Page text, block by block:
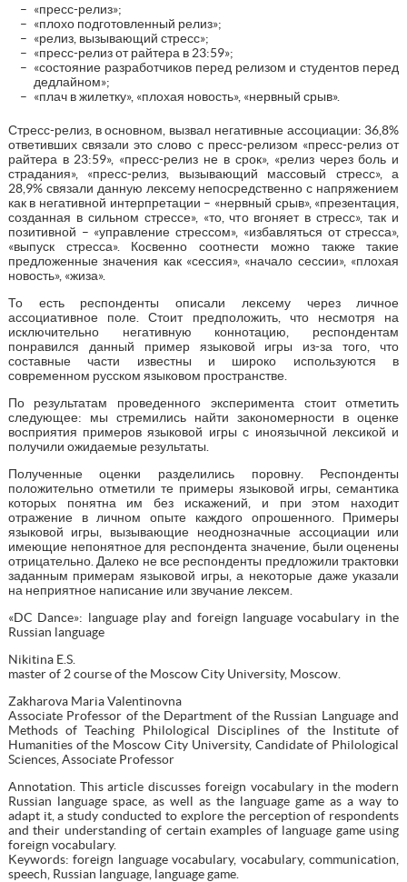
«пресс-релиз»;
«плохо подготовленный релиз»;
«релиз, вызывающий стресс»;
«пресс-релиз от райтера в 23:59»;
«состояние разработчиков перед релизом и студентов перед
дедлайном»;
«плач в жилетку», «плохая новость», «нервный срыв».
Стресс-релиз, в основном, вызвал негативные ассоциации: 36,8%
ответивших связали это слово с пресс-релизом «пресс-релиз от
райтера в 23:59», «пресс-релиз не в срок», «релиз через боль и
страдания», «пресс-релиз, вызывающий массовый стресс», а
28,9% связали данную лексему непосредственно с напряжением
как в негативной интерпретации – «нервный срыв», «презентация,
созданная в сильном стрессе», «то, что вгоняет в стресс», так и
позитивной – «управление стрессом», «избавляться от стресса»,
«выпуск стресса». Косвенно соотнести можно также такие
предложенные значения как «сессия», «начало сессии», «плохая
новость», «жиза».
То есть респонденты описали лексему через личное
ассоциативное поле. Стоит предположить, что несмотря на
исключительно негативную коннотацию, респондентам
понравился данный пример языковой игры из-за того, что
составные части известны и широко используются в
современном русском языковом пространстве.
По результатам проведенного эксперимента стоит отметить
следующее: мы стремились найти закономерности в оценке
восприятия примеров языковой игры с иноязычной лексикой и
получили ожидаемые результаты.
Полученные оценки разделились поровну. Респонденты
положительно отметили те примеры языковой игры, семантика
которых понятна им без искажений, и при этом находит
отражение в личном опыте каждого опрошенного. Примеры
языковой игры, вызывающие неоднозначные ассоциации или
имеющие непонятное для респондента значение, были оценены
отрицательно. Далеко не все респонденты предложили трактовки
заданным примерам языковой игры, а некоторые даже указали
на неприятное написание или звучание лексем.
«DC Dance»: language play and foreign language vocabulary in the
Russian language
Nikitina E.S.
master of 2 course of the Moscow City University, Moscow.
Zakharova Maria Valentinovna
Associate Professor of the Department of the Russian Language and
Methods of Teaching Philological Disciplines of the Institute of
Humanities of the Moscow City University, Candidate of Philological
Sciences, Associate Professor
Annotation. This article discusses foreign vocabulary in the modern
Russian language space, as well as the language game as a way to
adapt it, a study conducted to explore the perception of respondents
and their understanding of certain examples of language game using
foreign vocabulary.
Keywords: foreign language vocabulary, vocabulary, communication,
speech, Russian language, language game.